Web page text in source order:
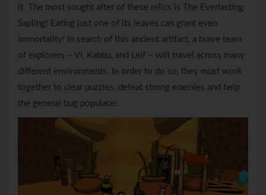
it. The most sought after of these relics is The Everlasting
Sapling! Eating just one of its leaves can grant even
immortality! In search of this ancient artifact, a brave team
of explorers – Vi, Kabbu, and Leif – will travel across many
different environments. In order to do so, they must work
together to clear puzzles, defeat strong enemies and help
the general bug populace!